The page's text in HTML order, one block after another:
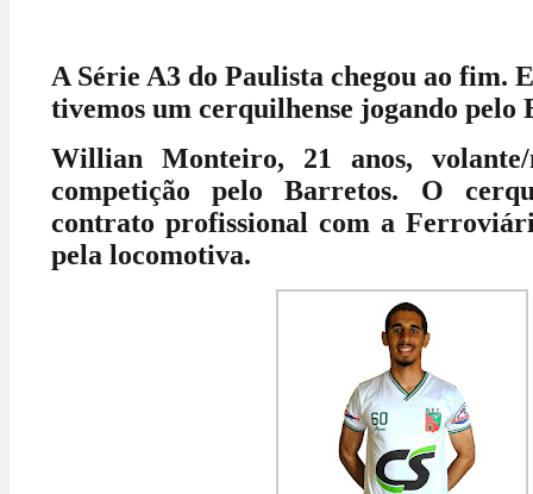
A Série A3 do Paulista chegou ao fim.
tivemos um cerquilhense jogando pelo
Willian Monteiro, 21 anos,
competição pelo Barretos. O
contrato profissional com a
pela locomotiva.